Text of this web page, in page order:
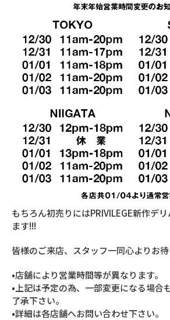
もちろん初売りにはPRIVILEGE新作デ
ます!!!
皆様のご来店、スタッフ一同心よりお待
•店舗により営業時間等が異なります。
•上記は予定の為、一部変更になる場合
了承下さい。
•詳細は各店舗へお問い合わせ下さい。